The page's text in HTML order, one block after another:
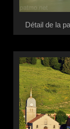
Détail de la